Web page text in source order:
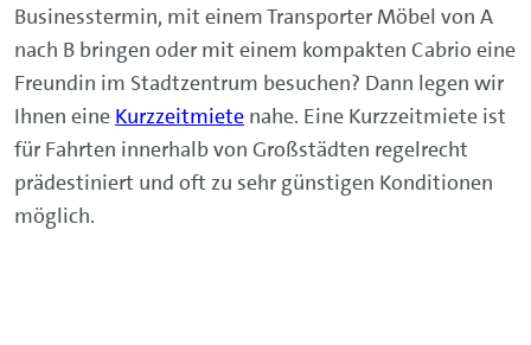
Businesstermin, mit einem Transporter Möbel von A
nach B bringen oder mit einem kompakten Cabrio eine
Freundin im Stadtzentrum besuchen? Dann legen wir
Ihnen eine Kurzzeitmiete nahe. Eine Kurzzeitmiete ist
für Fahrten innerhalb von Großstädten regelrecht
prädestiniert und oft zu sehr günstigen Konditionen
möglich.